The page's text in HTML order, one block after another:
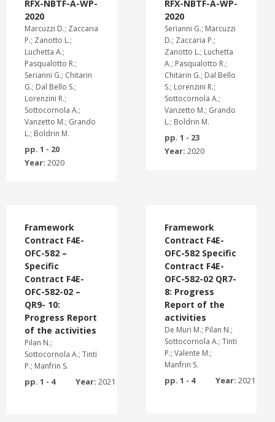
RFX-NBTF-A-WP-
2020
Marcuzzi D.; Zaccaria
P.; Zanotto L.;
Luchetta A.;
Pasqualotto R.;
Serianni G.; Chitarin
G.; Dal Bello S.;
Lorenzini R.;
Sottocornola A.;
Vanzetto M.; Grando
L.; Boldrin M.
pp. 1 - 20
Year: 2020
RFX-NBTF-A-WP-
2020
Serianni G.; Marcuzzi
D.; Zaccaria P.;
Zanotto L.; Luchetta
A.; Pasqualotto R.;
Chitarin G.; Dal Bello
S.; Lorenzini R.;
Sottocornola A.;
Vanzetto M.; Grando
L.; Boldrin M.
pp. 1 - 23
Year: 2020
Framework
Contract F4E-
OFC-582 –
Specific
Contract F4E-
OFC-582-02 –
QR9- 10:
Progress Report
of the activities
Pilan N.;
Sottocornola A.; Tinti
P.; Manfrin S.
pp. 1 - 4 Year: 2021
Framework
Contract F4E-
OFC-582 Specific
Contract F4E-
OFC-582-02 QR7-
8: Progress
Report of the
activities
De Muri M.; Pilan N.;
Sottocornola A.; Tinti
P.; Valente M.;
Manfrin S.
pp. 1 - 4 Year: 2021